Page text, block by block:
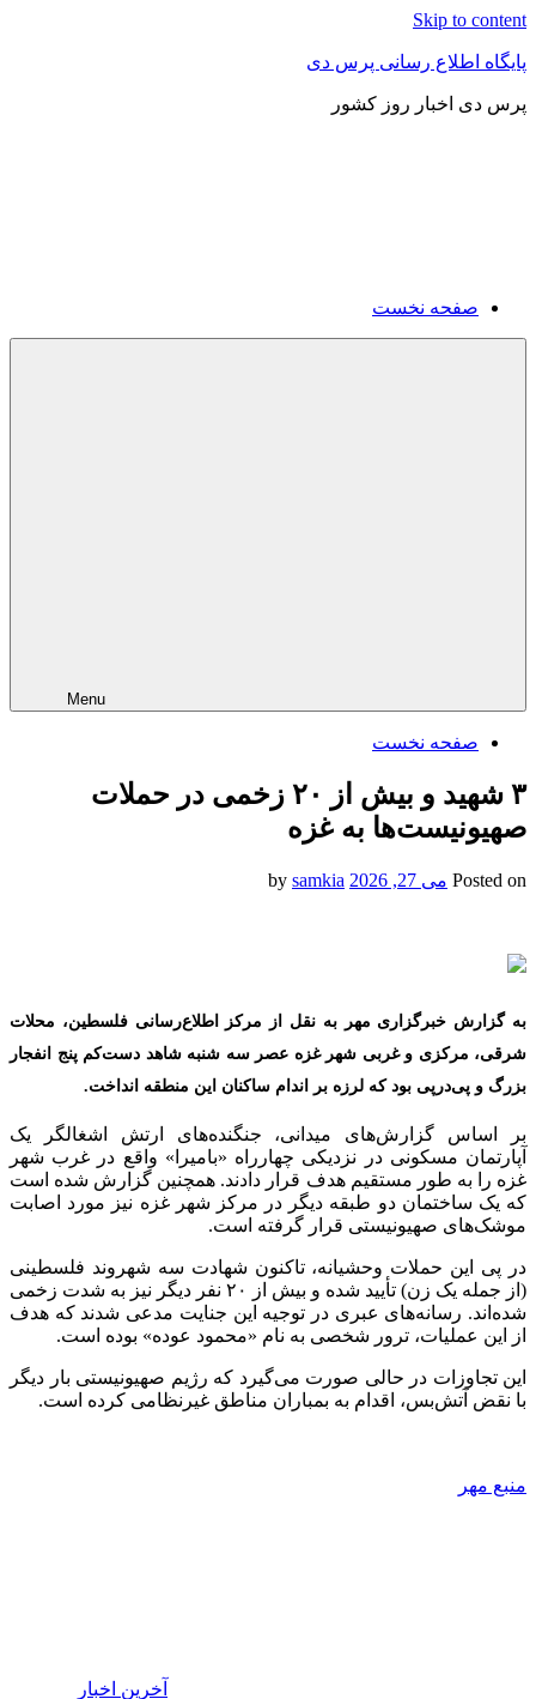
Skip to content
پایگاه اطلاع رسانی پرس دی
پرس دی اخبار روز کشور
صفحه نخست
Menu
صفحه نخست
۳ شهید و بیش از ۲۰ زخمی در حملات
صهیونیست‌‎ها به غزه
Posted on می 27, 2026 samkia
به گزارش خبرگزاری مهر به نقل از مرکز اطلاع‌رسانی فلسطین، محلات
شرقی، مرکزی و غربی شهر غزه عصر سه شنبه شاهد دست‌کم پنج انفجار
بزرگ و پی‌درپی بود که لرزه بر اندام ساکنان این منطقه انداخت.
بر اساس گزارش‌های میدانی، جنگنده‌های ارتش اشغالگر یک
آپارتمان مسکونی در نزدیکی چهارراه «بامیرا» واقع در غرب شهر
غزه را به طور مستقیم هدف قرار دادند. همچنین گزارش شده است
که یک ساختمان دو طبقه دیگر در مرکز شهر غزه نیز مورد اصابت
موشک‌های صهیونیستی قرار گرفته است.
در پی این حملات وحشیانه، تاکنون شهادت سه شهروند فلسطینی
(از جمله یک زن) تأیید شده و بیش از ۲۰ نفر دیگر نیز به شدت زخمی
شده‌اند. رسانه‌های عبری در توجیه این جنایت مدعی شدند که هدف
از این عملیات، ترور شخصی به نام «محمود عوده» بوده است.
این تجاوزات در حالی صورت می‌گیرد که رژیم صهیونیستی بار دیگر
با نقض آتش‌بس، اقدام به بمباران مناطق غیرنظامی کرده است.
منبع مهر
آخرین اخبار